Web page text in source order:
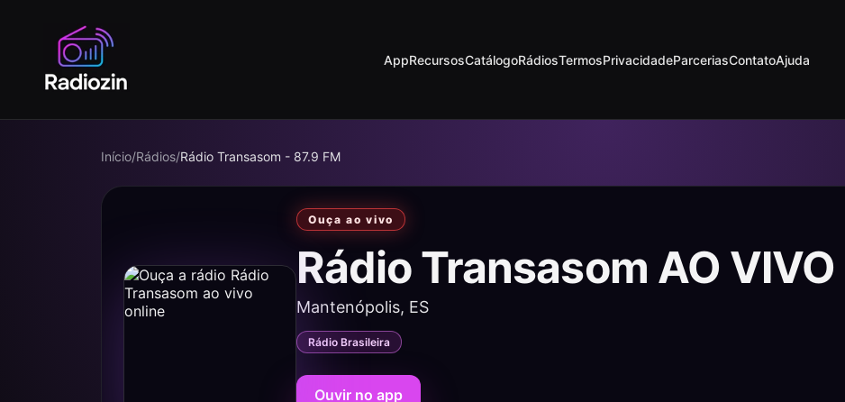
AppRecursosCatálogoRádiosTermosPrivacidadeParceriasContatoAjuda
Início/Rádios/Rádio Transasom - 87.9 FM
Ouça ao vivo
Rádio Transasom AO VIVO
Mantenópolis, ES
Rádio Brasileira
Ouvir no app